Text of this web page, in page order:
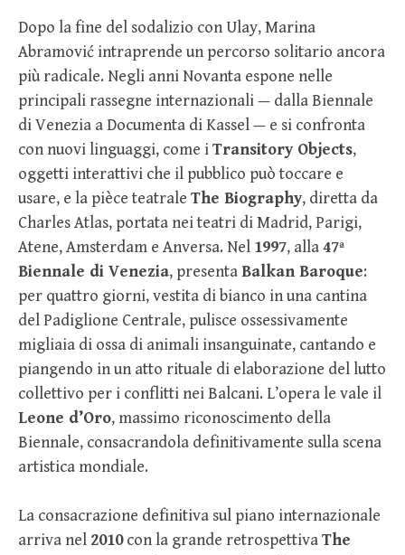
Dopo la fine del sodalizio con Ulay, Marina
Abramović intraprende un percorso solitario ancora
più radicale. Negli anni Novanta espone nelle
principali rassegne internazionali — dalla Biennale
di Venezia a Documenta di Kassel — e si confronta
con nuovi linguaggi, come iTransitory Objects,
oggetti interattivi che il pubblico può toccare e
usare, e la pièce teatrale The Biography, diretta da
Charles Atlas, portata nei teatri di Madrid, Parigi,
Atene, Amsterdam e Anversa. Nel 1997, alla47ª
Biennale di Venezia, presentaBalkan Baroque:
per quattro giorni, vestita di bianco in una cantina
del Padiglione Centrale, pulisce ossessivamente
migliaia di ossa di animali insanguinate, cantando e
piangendo in un atto rituale di elaborazione del lutto
collettivo per i conflitti nei Balcani. L’opera le vale il
Leone d’Oro, massimo riconoscimento della
Biennale, consacrandola definitivamente sulla scena
artistica mondiale.
La consacrazione definitiva sul piano internazionale
arriva nel 2010con la grande retrospettivaThe